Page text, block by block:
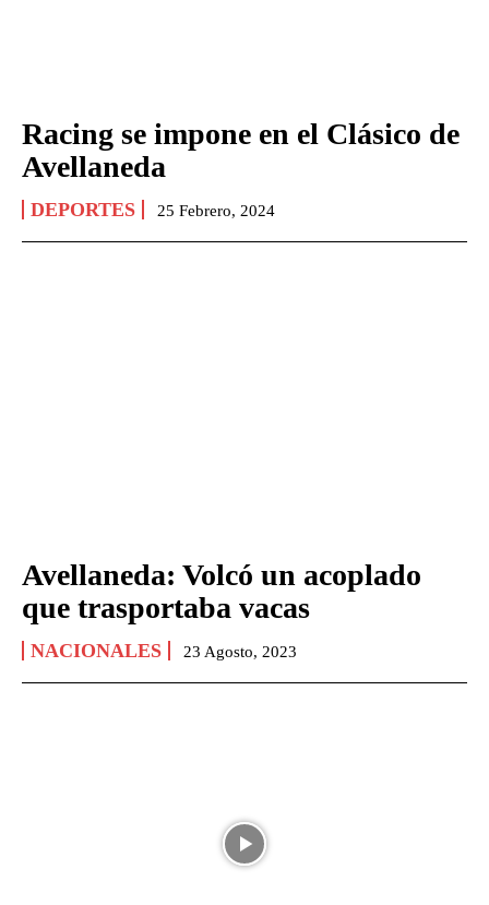
Racing se impone en el Clásico de
Avellaneda
DEPORTES 25 Febrero, 2024
Avellaneda: Volcó un acoplado
que trasportaba vacas
NACIONALES 23 Agosto, 2023